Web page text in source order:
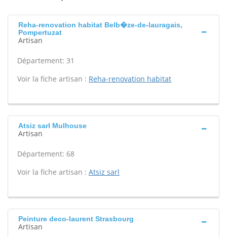
Reha-renovation habitat Belb�ze-de-lauragais,
Pompertuzat
Artisan
Département: 31
Voir la fiche artisan : Reha-renovation habitat
Atsiz sarl Mulhouse
Artisan
Département: 68
Voir la fiche artisan : Atsiz sarl
Peinture deco-laurent Strasbourg
Artisan